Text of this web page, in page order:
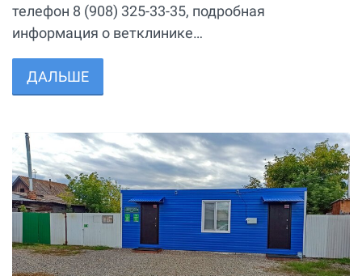
телефон 8 (908) 325-33-35, подробная
информация о ветклинике…
ДАЛЬШЕ